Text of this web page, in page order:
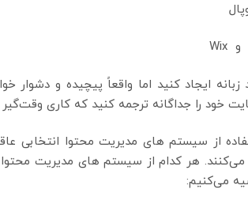
ایجاد کنید اما واقعاً پیچیده و دشوار
از سیستم های مدیریت محتوا انتخابی
هر کدام از سیستم های مدیریت محتوا
می‌کنیم: